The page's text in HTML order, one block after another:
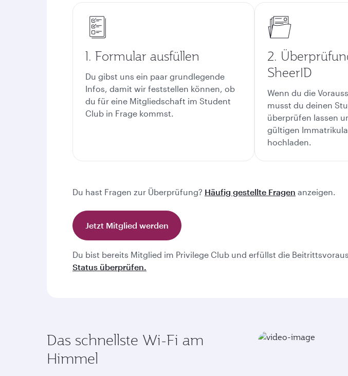
1. Formular ausfüllen
Du gibst uns ein paar grundlegende
Infos, damit wir feststellen können, ob
du für eine Mitgliedschaft im Student
Club in Frage kommst.
2.
SheerID
Wenn du die
musst du deinen
überprüfen lassen
gültigen
hochladen.
Du hast Fragen zur Überprüfung? Häufig gestellte Fragen anzeigen.
Jetzt Mitglied werden
Du bist bereits Mitglied im Privilege Club und erfüllst die
Status überprüfen.
Das schnellste Wi-Fi am
Himmel